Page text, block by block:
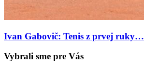
Ivan Gabovič: Tenis z prvej ruky…
Vybrali sme pre Vás